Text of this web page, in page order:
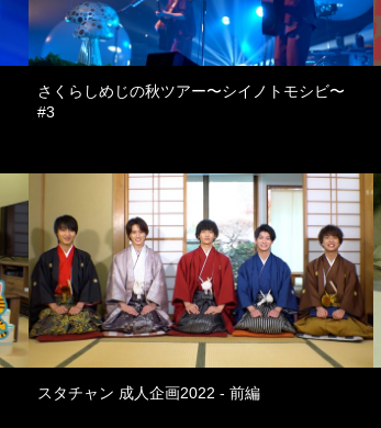
さくらしめじの秋ツアー〜シイノトモシビ〜
#3
スタチャン 成人企画2022 - 前編